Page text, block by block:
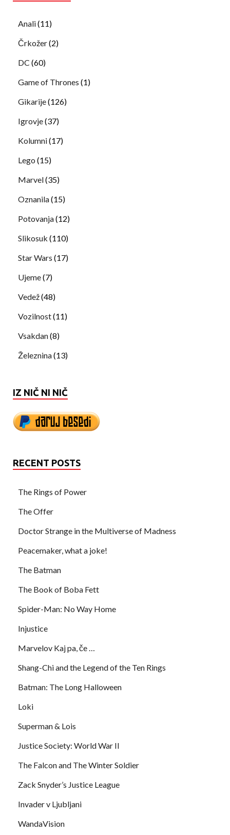
Anali(11)
Črkožer(2)
DC (60)
Game of Thrones (1)
Gikarije(126)
Igrovje(37)
Kolumni(17)
Lego (15)
Marvel(35)
Oznanila(15)
Potovanja(12)
Slikosuk (110)
Star Wars (17)
Ujeme(7)
Vedež(48)
Vozilnost(11)
Vsakdan(8)
Železnina(13)
IZ NIČ NI NIČ
RECENT POSTS
The Rings of Power
The Offer
Doctor Strange in the Multiverse of Madness
Peacemaker, what a joke!
The Batman
The Book of Boba Fett
Spider-Man: No Way Home
Injustice
Marvelov Kaj pa, če …
Shang-Chi and the Legend of the Ten Rings
Batman: The Long Halloween
Loki
Superman & Lois
Justice Society: World War II
The Falcon and The Winter Soldier
Zack Snyder’s Justice League
Invader v Ljubljani
WandaVision